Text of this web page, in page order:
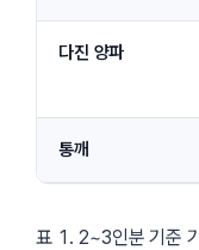
다진 양파
통깨
표 1. 2~3인분 기준